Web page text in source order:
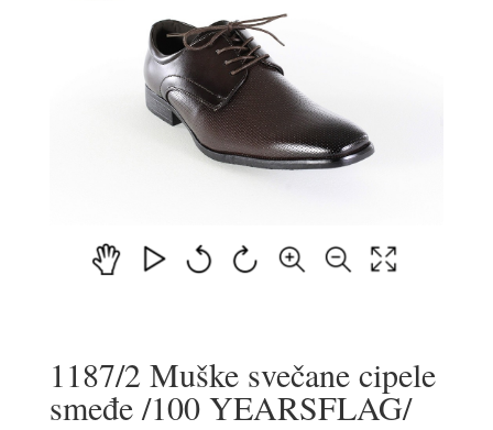
1187/2 Muške svečane cipele
smeđe /100 YEARSFLAG/